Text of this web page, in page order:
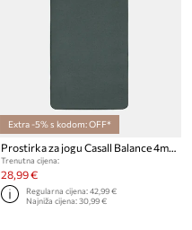
Extra -5% s kodom: OFF*
Prostirka za jogu Casall Balance 4mm
Trenutna cijena:
28,99 €
Regularna cijena:42,99 €
Najniža cijena:30,99 €